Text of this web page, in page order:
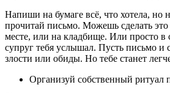
Напиши на бумаге всё, что хотела, но
прочитай письмо. Можешь сделать
месте, или на кладбище. Или просто
супруг тебя услышал. Пусть письмо и
злости или обиды. Но тебе станет
Организуй собственный ритуал